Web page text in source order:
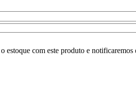
com este produto e notificaremos